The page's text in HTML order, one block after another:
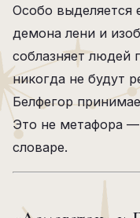
Особо выделяется
демона лени и
соблазняет людей
никогда не будут
Белфегор
Это не метафора
словаре.